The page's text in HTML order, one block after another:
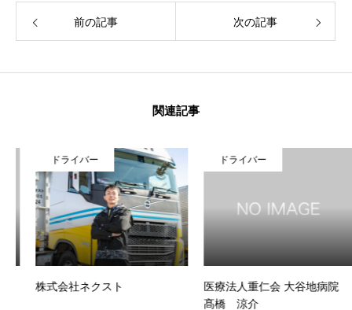
前の記事 次の記事
関連記事
ドライバー
株式会社ネクスト
ドライバー
医療法人重仁会 大谷地病院
髙橋 涼介